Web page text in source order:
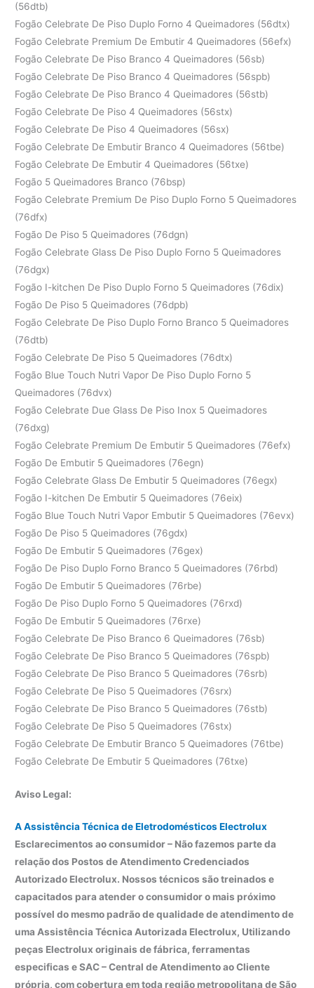
(56dtb)
Fogão Celebrate De Piso Duplo Forno 4 Queimadores (56dtx)
Fogão Celebrate Premium De Embutir 4 Queimadores (56efx)
Fogão Celebrate De Piso Branco 4 Queimadores (56sb)
Fogão Celebrate De Piso Branco 4 Queimadores (56spb)
Fogão Celebrate De Piso Branco 4 Queimadores (56stb)
Fogão Celebrate De Piso 4 Queimadores (56stx)
Fogão Celebrate De Piso 4 Queimadores (56sx)
Fogão Celebrate De Embutir Branco 4 Queimadores (56tbe)
Fogão Celebrate De Embutir 4 Queimadores (56txe)
Fogão 5 Queimadores Branco (76bsp)
Fogão Celebrate Premium De Piso Duplo Forno 5 Queimadores
(76dfx)
Fogão De Piso 5 Queimadores (76dgn)
Fogão Celebrate Glass De Piso Duplo Forno 5 Queimadores
(76dgx)
Fogão I-kitchen De Piso Duplo Forno 5 Queimadores (76dix)
Fogão De Piso 5 Queimadores (76dpb)
Fogão Celebrate De Piso Duplo Forno Branco 5 Queimadores
(76dtb)
Fogão Celebrate De Piso 5 Queimadores (76dtx)
Fogão Blue Touch Nutri Vapor De Piso Duplo Forno 5
Queimadores (76dvx)
Fogão Celebrate Due Glass De Piso Inox 5 Queimadores
(76dxg)
Fogão Celebrate Premium De Embutir 5 Queimadores (76efx)
Fogão De Embutir 5 Queimadores (76egn)
Fogão Celebrate Glass De Embutir 5 Queimadores (76egx)
Fogão I-kitchen De Embutir 5 Queimadores (76eix)
Fogão Blue Touch Nutri Vapor Embutir 5 Queimadores (76evx)
Fogão De Piso 5 Queimadores (76gdx)
Fogão De Embutir 5 Queimadores (76gex)
Fogão De Piso Duplo Forno Branco 5 Queimadores (76rbd)
Fogão De Embutir 5 Queimadores (76rbe)
Fogão De Piso Duplo Forno 5 Queimadores (76rxd)
Fogão De Embutir 5 Queimadores (76rxe)
Fogão Celebrate De Piso Branco 6 Queimadores (76sb)
Fogão Celebrate De Piso Branco 5 Queimadores (76spb)
Fogão Celebrate De Piso Branco 5 Queimadores (76srb)
Fogão Celebrate De Piso 5 Queimadores (76srx)
Fogão Celebrate De Piso Branco 5 Queimadores (76stb)
Fogão Celebrate De Piso 5 Queimadores (76stx)
Fogão Celebrate De Embutir Branco 5 Queimadores (76tbe)
Fogão Celebrate De Embutir 5 Queimadores (76txe)
Aviso Legal:
A Assistência Técnica de Eletrodomésticos Electrolux
Esclarecimentos ao consumidor – Não fazemos parte da
relação dos Postos de Atendimento Credenciados
Autorizado Electrolux. Nossos técnicos são treinados e
capacitados para atender o consumidor o mais próximo
possível do mesmo padrão de qualidade de atendimento de
uma Assistência Técnica Autorizada Electrolux, Utilizando
peças Electrolux originais de fábrica, ferramentas
especificas e SAC – Central de Atendimento ao Cliente
própria, com cobertura em toda região metropolitana de São